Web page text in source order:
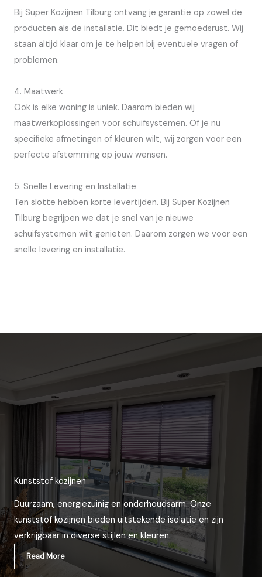
Bij Super Kozijnen Tilburg ontvang je garantie op zowel de
producten als de installatie. Dit biedt je gemoedsrust. Wij
staan altijd klaar om je te helpen bij eventuele vragen of
problemen.
4. Maatwerk
Ook is elke woning is uniek. Daarom bieden wij
maatwerkoplossingen voor schuifsystemen. Of je nu
specifieke afmetingen of kleuren wilt, wij zorgen voor een
perfecte afstemming op jouw wensen.
5. Snelle Levering en Installatie
Ten slotte hebben korte levertijden. Bij Super Kozijnen
Tilburg begrijpen we dat je snel van je nieuwe
schuifsystemen wilt genieten. Daarom zorgen we voor een
snelle levering en installatie.
Kunststof kozijnen
Duurzaam, energiezuinig en onderhoudsarm. Onze
kunststof kozijnen bieden uitstekende isolatie en zijn
verkrijgbaar in diverse stijlen en kleuren.
Read More